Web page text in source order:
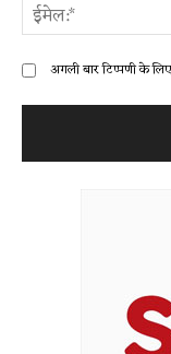
अगली बार टिप्पणी के